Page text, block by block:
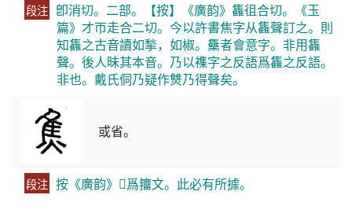
段注 卽消切。二部。【按】《廣韵》雥徂合切。《玉
篇》才帀走合二切。今以許書焦字从雥聲訂之。則
知雥之古音讀如揫，如椒。雧者會意字。非用雥
聲。後人昧其本音。乃以襍字之反語爲雥之反語。
非也。戴氏侗乃疑作㸈乃得聲矣。
或省。
段注 按《廣韵》𤓪爲籒文。此必有所據。